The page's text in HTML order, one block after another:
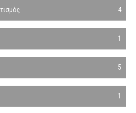
4
1
5
1